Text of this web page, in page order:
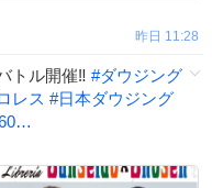
昨日 11:28
トル開催‼️ #ダウジング
レス #日本ダウジング